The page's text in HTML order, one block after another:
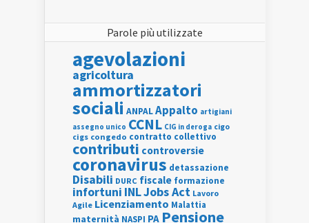
Parole più utilizzate
agevolazioni
agricoltura
ammortizzatori
sociali ANPALAppalto artigiani
assegno unico CCNL CIG in deroga cigo
cigs congedo contratto collettivo
contributi controversie
coronavirus detassazione
Disabili DURC fiscale formazione
infortuni INLJobs Act Lavoro
Agile Licenziamento Malattia
maternità NASPI PA Pensione